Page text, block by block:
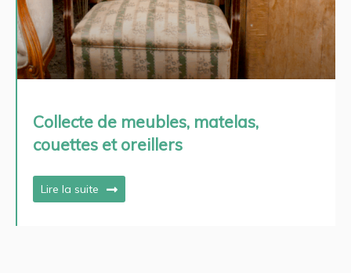
Collecte de meubles, matelas,
couettes et oreillers
Lire la suite